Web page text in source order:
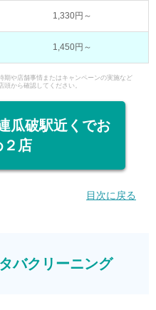
1,330円～
1,450円～
期や店舗事情またはキャンペーンの実施など
から確認してください。
瓜破駅近くでお
２店
目次に戻る
バクリーニング